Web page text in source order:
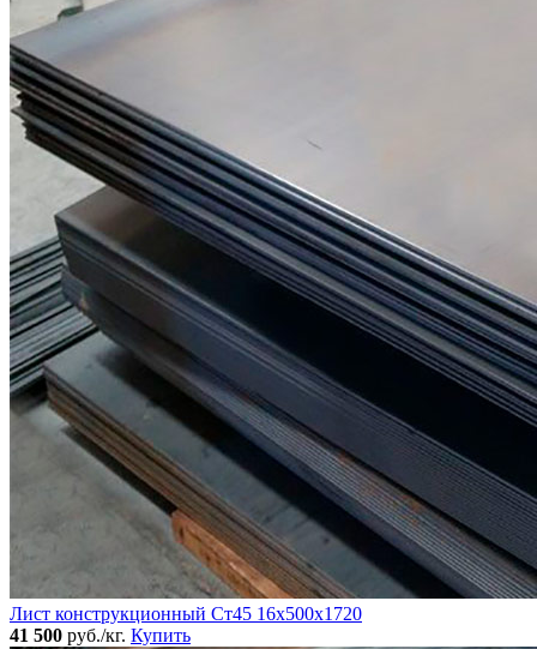
Лист конструкционный Ст45 16х500х1720
41 500 руб./кг. Купить